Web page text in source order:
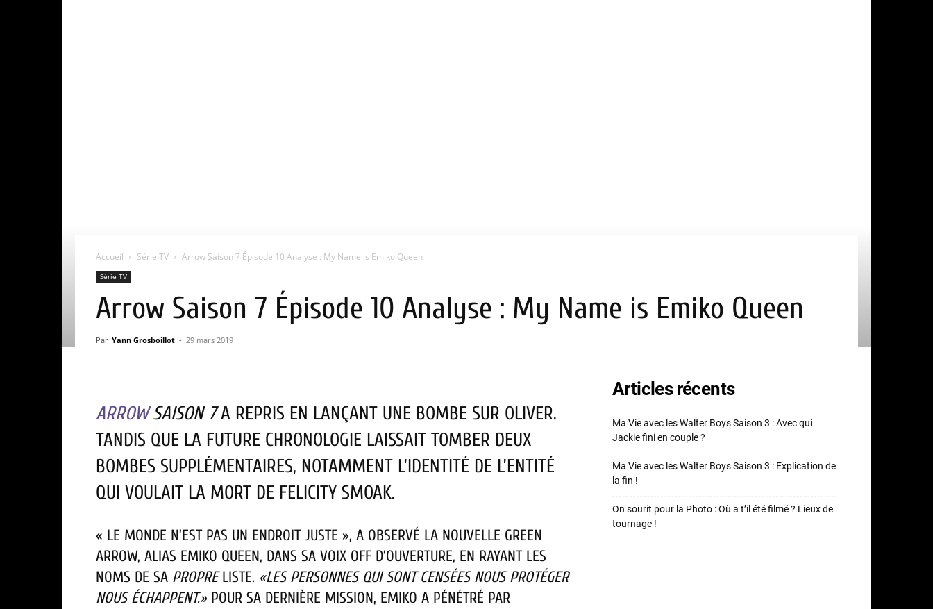
Accueil Série TV Arrow Saison 7 Épisode 10 Analyse : My Name is Emiko Queen
Série TV
Arrow Saison 7 Épisode 10 Analyse : My Name is Emiko Queen
Par Yann Grosboillot - 29 mars 2019
ARROWSAISON 7A REPRIS EN LANÇANT UNE BOMBE SUR OLIVER.
TANDIS QUE LA FUTURE CHRONOLOGIE LAISSAIT TOMBER DEUX
BOMBES SUPPLÉMENTAIRES, NOTAMMENT L’IDENTITÉ DE L’ENTITÉ
QUI VOULAIT LA MORT DE FELICITY SMOAK.
« LE MONDE N’EST PAS UN ENDROIT JUSTE », A OBSERVÉ LA NOUVELLE GREEN
ARROW, ALIAS EMIKO QUEEN, DANS SA VOIX OFF D’OUVERTURE, EN RAYANT LES
NOMS DE SA PROPRELISTE. «LES PERSONNES QUI SONT CENSÉES NOUS PROTÉGER
NOUS ÉCHAPPENT.»POUR SA DERNIÈRE MISSION, EMIKO A PÉNÉTRÉ PAR
Articles récents
Ma Vie avec les Walter Boys Saison 3 : Avec qui
Jackie fini en couple ?
Ma Vie avec les Walter Boys Saison 3 : Explication de
la fin !
On sourit pour la Photo : Où a t’il été filmé ? Lieux de
tournage !